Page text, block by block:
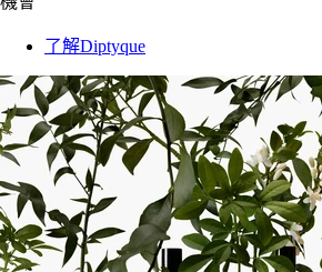
了解Diptyque